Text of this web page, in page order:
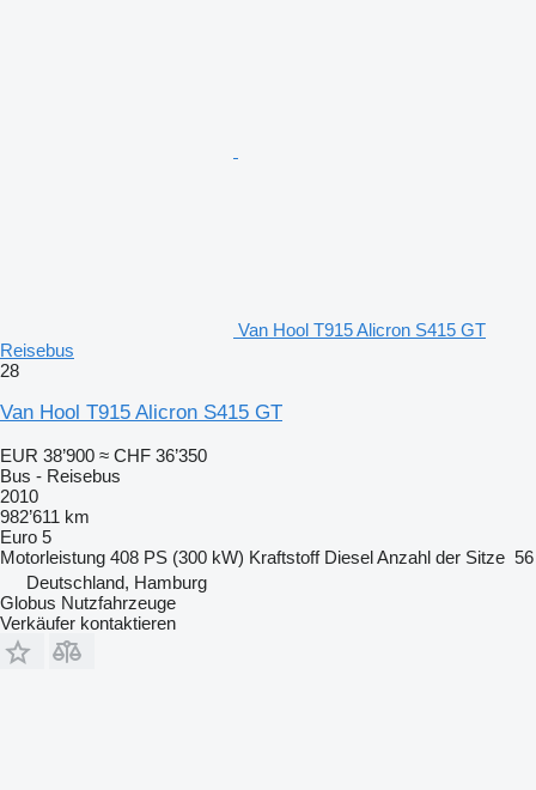
Van Hool T915 Alicron S415 GT
Reisebus
28
Van Hool T915 Alicron S415 GT
EUR 38’900 ≈ CHF 36’350
Bus - Reisebus
2010
982’611 km
Euro 5
Motorleistung 408 PS (300 kW) Kraftstoff DieselAnzahl der Sitze 56
Deutschland, Hamburg
Globus Nutzfahrzeuge
Verkäufer kontaktieren